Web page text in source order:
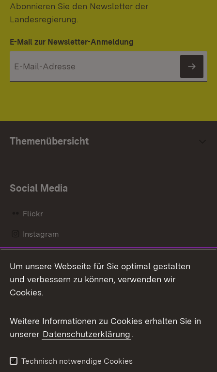
Abonnieren Sie den Newsletter der
Landesregierung.
E-Mail zur Newsletter-Anmeldung
Themenübersicht
Social Media
Flickr
Instagram
Mastodon
Messenger
Social Wall
X / Twitter
Youtube
Um unsere Webseite für Sie optimal gestalten
und verbessern zu können, verwenden wir
Cookies.
Weitere Informationen zu Cookies erhalten Sie in
unserer Datenschutzerklärung.
Technisch notwendige Cookies